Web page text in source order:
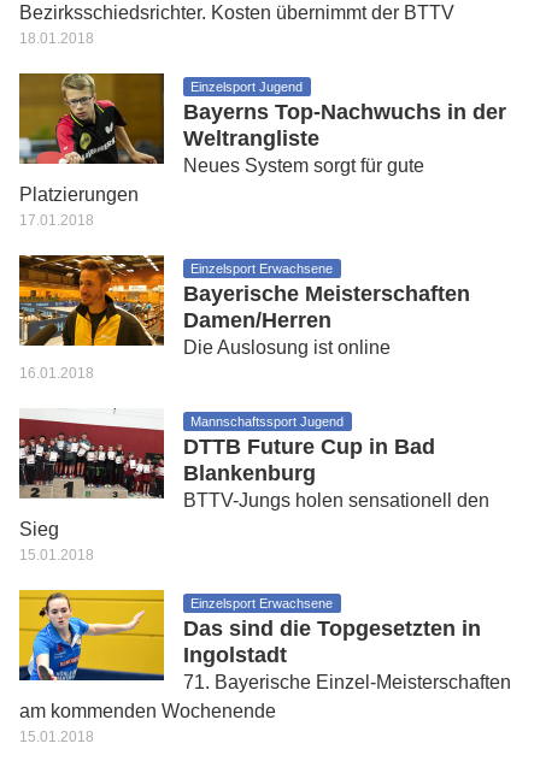
Bezirksschiedsrichter. Kosten übernimmt der BTTV
18.01.2018
Einzelsport Jugend
Bayerns Top-Nachwuchs in der
Weltrangliste
Neues System sorgt für gute
Platzierungen
17.01.2018
Einzelsport Erwachsene
Bayerische Meisterschaften
Damen/Herren
Die Auslosung ist online
16.01.2018
Mannschaftssport Jugend
DTTB Future Cup in Bad
Blankenburg
BTTV-Jungs holen sensationell den
Sieg
15.01.2018
Einzelsport Erwachsene
Das sind die Topgesetzten in
Ingolstadt
71. Bayerische Einzel-Meisterschaften
am kommenden Wochenende
15.01.2018